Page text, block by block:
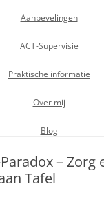
Aanbevelingen
ACT-Supervisie
Praktische informatie
Over mij
Blog
– Zorg
Tafel